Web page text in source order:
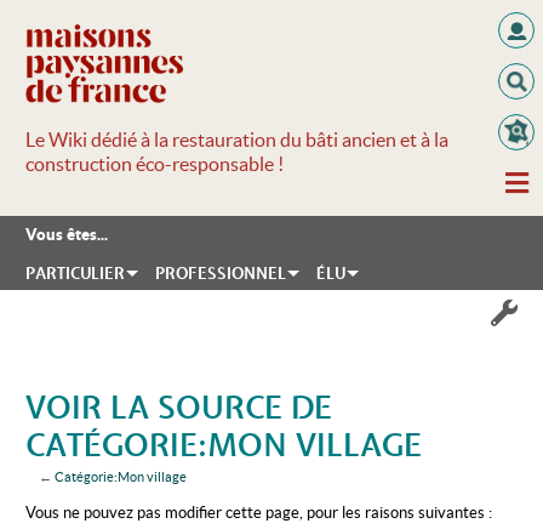
Le Wiki dédié à la restauration du bâti ancien et à la
construction éco-responsable !
Vous êtes...
PARTICULIER PROFESSIONNEL ÉLU
VOIR LA SOURCE DE
CATÉGORIE:MON VILLAGE
← Catégorie:Mon village
Vous ne pouvez pas modifier cette page, pour les raisons suivantes :